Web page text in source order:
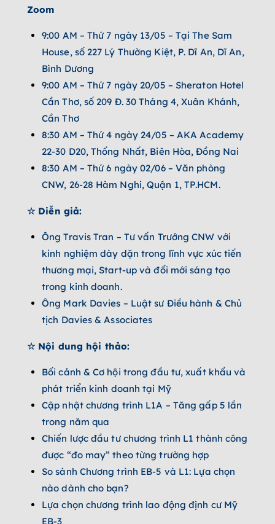
Zoom
9:00 AM – Thứ 7 ngày 13/05 – Tại The Sam
House, số 227 Lý Thường Kiệt, P. Dĩ An, Dĩ An,
Bình Dương
9:00 AM – Thứ 7 ngày 20/05 – Sheraton Hotel
Cần Thơ, số 209 Đ. 30 Tháng 4, Xuân Khánh,
Cần Thơ
8:30 AM – Thứ 4 ngày 24/05 – AKA Academy
22-30 D20, Thống Nhất, Biên Hòa, Đồng Nai
8:30 AM – Thứ 6 ngày 02/06 – Văn phòng
CNW, 26-28 Hàm Nghi, Quận 1, TP.HCM.
☆ Diễn giả:
Ông Travis Tran – Tư vấn Trưởng CNW với
kinh nghiệm dày dặn trong lĩnh vực xúc tiến
thương mại, Start-up và đổi mới sáng tạo
trong kinh doanh.
Ông Mark Davies – Luật sư Điều hành & Chủ
tịch Davies & Associates
☆Nội dung hội thảo:
Bối cảnh & Cơ hội trong đầu tư, xuất khẩu và
phát triển kinh doanh tại Mỹ
Cập nhật chương trình L1A – Tăng gấp 5 lần
trong năm qua
Chiến lược đầu tư chương trình L1 thành công
được “đo may” theo từng trường hợp
So sánh Chương trình EB-5 và L1: Lựa chọn
nào dành cho bạn?
Lựa chọn chương trình lao động định cư Mỹ
EB-3